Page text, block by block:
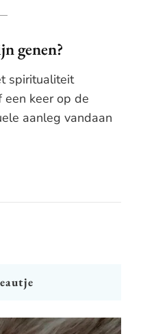
genen?
spiritualiteit
een keer op de
aanleg vandaan